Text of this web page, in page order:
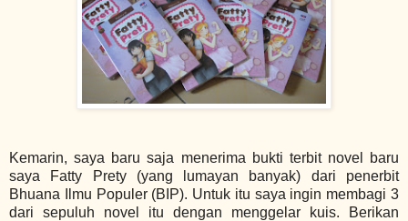
Kemarin, saya baru saja menerima bukti terbit novel baru
saya Fatty Prety (yang lumayan banyak) dari penerbit
Bhuana Ilmu Populer (BIP). Untuk itu saya ingin membagi 3
dari sepuluh novel itu dengan menggelar kuis. Berikan